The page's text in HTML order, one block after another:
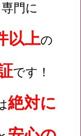
門に
以上の
です！
絶対に